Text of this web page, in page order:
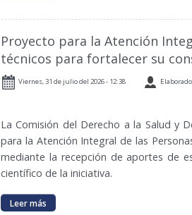
Proyecto para la Atención
técnicos para fortalecer su
Viernes, 31 de julio del 2026 - 12:38
La Comisión del Derecho a la Salud y
para la Atención Integral de las
mediante la recepción de aportes de
científico de la iniciativa.
Leer más